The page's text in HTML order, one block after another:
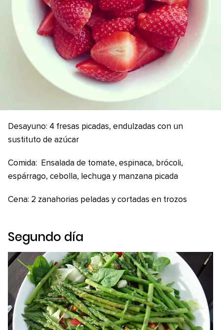
Desayuno: 4 fresas picadas, endulzadas con un
sustituto de azúcar
Comida: Ensalada de tomate, espinaca, brócoli,
espárrago, cebolla, lechuga y manzana picada
Cena: 2 zanahorias peladas y cortadas en trozos
Segundo día